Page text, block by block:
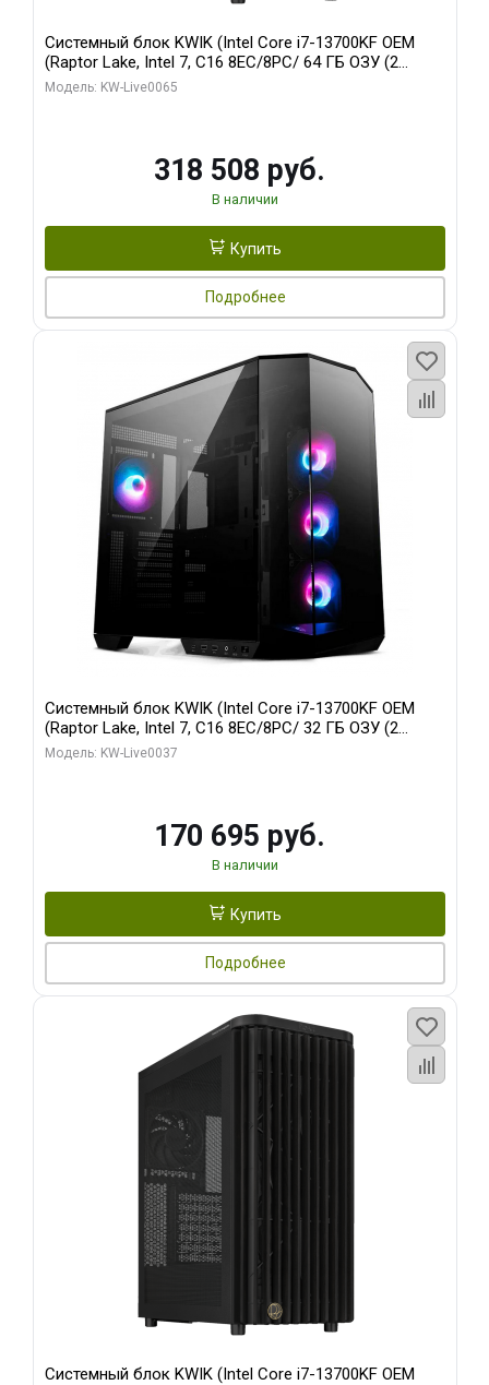
Системный блок KWIK (Intel Core i7-13700KF OEM
(Raptor Lake, Intel 7, C16 8EC/8PC/ 64 ГБ ОЗУ (2
модуля)/ ASUS RTX5080 PROART OC 16GB GDDR7
Модель: KW-Live0065
318 508 руб.
В наличии
Купить
Подробнее
Системный блок KWIK (Intel Core i7-13700KF OEM
(Raptor Lake, Intel 7, C16 8EC/8PC/ 32 ГБ ОЗУ (2
модуля)/ Gigabyte RTX5070 AERO OC 12GB GDDR7
Модель: KW-Live0037
170 695 руб.
В наличии
Купить
Подробнее
Системный блок KWIK (Intel Core i7-13700KF OEM